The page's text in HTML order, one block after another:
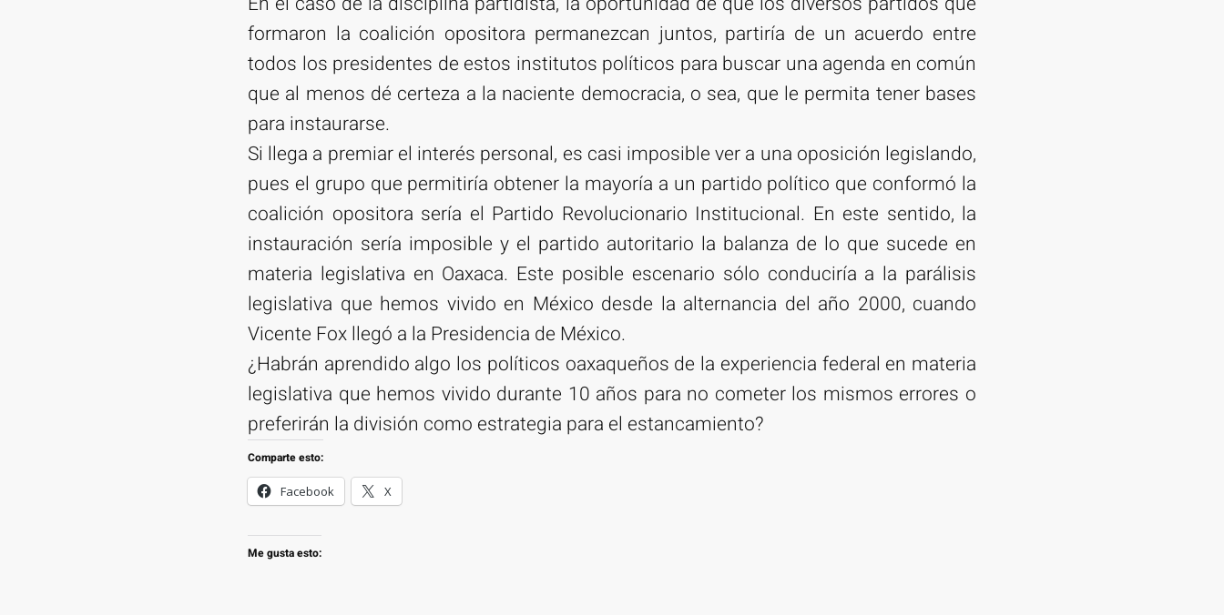
formaron la coalición opositora permanezcan juntos, partiría de un acuerdo entre
todos los presidentes de estos institutos políticos para buscar una agenda en común
que al menos dé certeza a la naciente democracia, o sea, que le permita tener bases
para instaurarse.
Si llega a premiar el interés personal, es casi imposible ver a una oposición legislando,
pues el grupo que permitiría obtener la mayoría a un partido político que conformó la
coalición opositora sería el Partido Revolucionario Institucional. En este sentido, la
instauración sería imposible y el partido autoritario la balanza de lo que sucede en
materia legislativa en Oaxaca. Este posible escenario sólo conduciría a la parálisis
legislativa que hemos vivido en México desde la alternancia del año 2000, cuando
Vicente Fox llegó a la Presidencia de México.
¿Habrán aprendido algo los políticos oaxaqueños de la experiencia federal en materia
legislativa que hemos vivido durante 10 años para no cometer los mismos errores o
preferirán la división como estrategia para el estancamiento?
Comparte esto:
Facebook X
Me gusta esto: